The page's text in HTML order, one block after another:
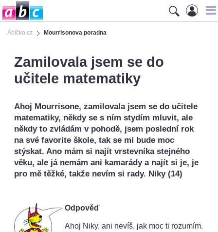
Ábíčko.cz Mourrisonova poradna
Zamilovala jsem se do
učitele matematiky
Ahoj Mourrisone, zamilovala jsem se do učitele
matematiky, někdy se s ním stydím mluvit, ale
někdy to zvládám v pohodě, jsem poslední rok
na své favorite škole, tak se mi bude moc
stýskat. Ano mám si najít vrstevníka stejného
věku, ale já nemám ani kamarády a najít si je, je
pro mě těžké, takže nevím si rady. Niky (14)
Odpověď
Ahoj Niky, ani nevíš, jak moc ti rozumím.